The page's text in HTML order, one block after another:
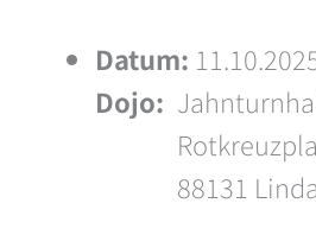
Datum:
Dojo:
88131